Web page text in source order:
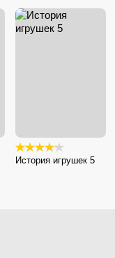
История игрушек 5